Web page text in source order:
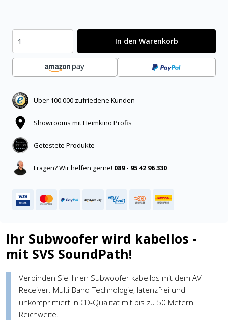
In den Warenkorb
Über 100.000 zufriedene Kunden
Showrooms mit Heimkino Profis
Getestete Produkte
Fragen? Wir helfen gerne! 089 - 95 42 96 330
Ihr Subwoofer wird kabellos -
mit SVS SoundPath!
Verbinden Sie Ihren Subwoofer kabellos mit dem AV-
Receiver. Multi-Band-Technologie, latenzfrei und
unkomprimiert in CD-Qualität mit bis zu 50 Metern
Reichweite.